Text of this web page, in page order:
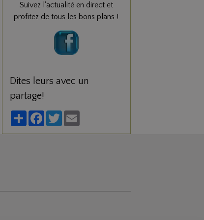
Suivez l'actualité en direct et
profitez de tous les bons plans !
Dites leurs avec un
partage!
PartagerFacebook
Twitter